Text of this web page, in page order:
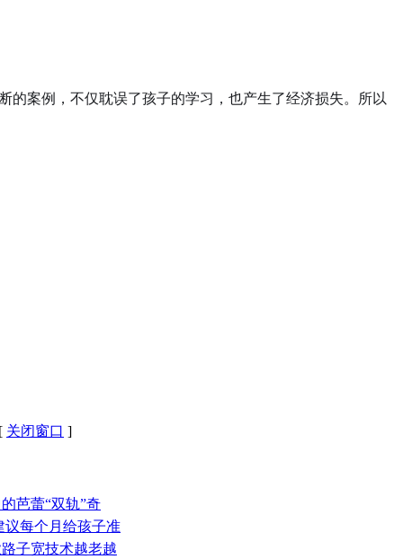
案例，不仅耽误了孩子的学习，也产生了经济损失。所以
关闭窗口 ]
芭蕾“双轨”奇
议每个月给孩子准
子宽技术越老越